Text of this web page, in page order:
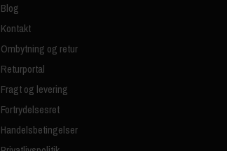
Blog
Kontakt
Ombytning og retur
Returportal
Fragt og levering
Fortrydelsesret
Handelsbetingelser